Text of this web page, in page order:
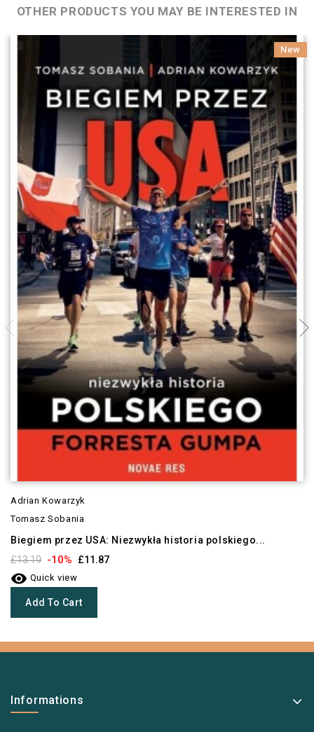
OTHER PRODUCTS YOU MAY BE INTERESTED IN
New
Adrian Kowarzyk
Tomasz Sobania
Biegiem przez USA: Niezwykła historia polskiego...
£13.19 -10% £11.87
 Quick view
Add To Cart
Informations